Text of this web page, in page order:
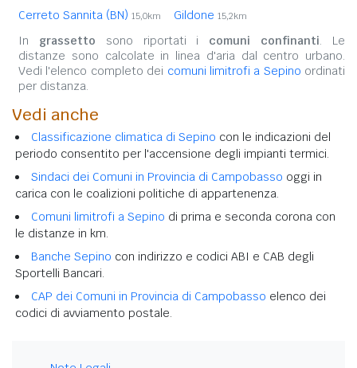
Cerreto Sannita (BN) 15,0km Gildone 15,2km
In grassetto sono riportati i comuni confinanti. Le
distanze sono calcolate in linea d'aria dal centro urbano.
Vedi l'elenco completo dei comuni limitrofi a Sepino ordinati
per distanza.
Vedi anche
Classificazione climatica di Sepino con le indicazioni del
periodo consentito per l'accensione degli impianti termici.
Sindaci dei Comuni in Provincia di Campobasso oggi in
carica con le coalizioni politiche di appartenenza.
Comuni limitrofi a Sepino di prima e seconda corona con
le distanze in km.
Banche Sepino con indirizzo e codici ABI e CAB degli
Sportelli Bancari.
CAP dei Comuni in Provincia di Campobasso elenco dei
codici di avviamento postale.